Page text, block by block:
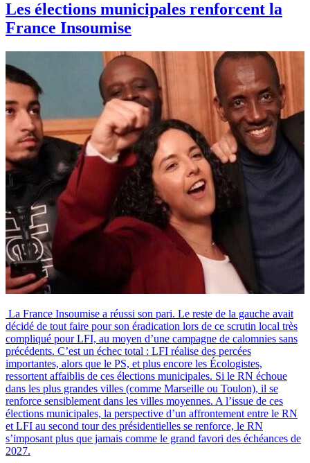
Les élections municipales renforcent la
France Insoumise
La France Insoumise a réussi son pari. Le reste de la gauche avait
décidé de tout faire pour son éradication lors de ce scrutin local très
compliqué pour LFI, au moyen d’une campagne de calomnies sans
précédents. C’est un échec total : LFI réalise des percées
importantes, alors que le PS, et plus encore les Écologistes,
ressortent affaiblis de ces élections municipales. Si le RN échoue
dans les plus grandes villes (comme Marseille ou Toulon), il se
renforce sensiblement dans les villes moyennes. A l’issue de ces
élections municipales, la perspective d’un affrontement entre le RN
et LFI au second tour des présidentielles se renforce, le RN
s’imposant plus que jamais comme le grand favori des échéances de
2027.